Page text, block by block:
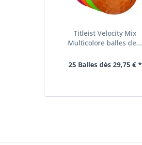
Titleist Velocity Mix
Multicolore balles de...
25 Balles dès 29,75 € *